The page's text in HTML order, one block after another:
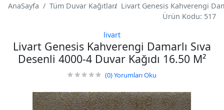
AnaSayfa Tüm Duvar Kağıtları Livart Genesis Kahverengi
Ürün Kodu: 517
livart
Livart Genesis Kahverengi Damarlı Sıva
Desenli 4000-4 Duvar Kağıdı 16.50 M²
(0)Yorumları Oku